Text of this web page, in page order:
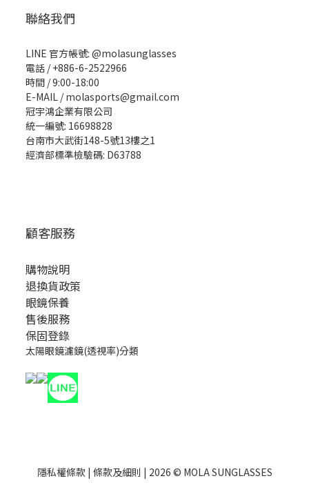
聯絡我們
LINE 官方帳號: @molasunglasses
電話 / +886-6-2522966
時間 / 9:00-18:00
E-MAIL / molasports@gmail.com
冠宇鴻企業有限公司
統一編號: 16698828
台南市大武街148-5號13樓之1
經濟部標準檢驗碼: D63788
顧客服務
購物說明
退換貨政策
眼鏡保養
售後服務
保固登錄
太陽眼鏡濾鏡(透視率)分類
隱私權條款| 條款及細則 | 2026 © MOLA SUNGLASSES